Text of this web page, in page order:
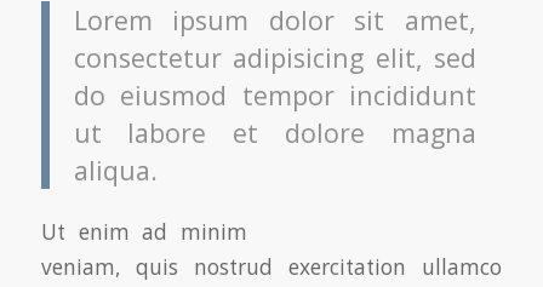
Lorem ipsum dolor sit amet,
consectetur adipisicing elit, sed
do eiusmod tempor incididunt
ut labore et dolore magna
aliqua.
Ut enim ad minim
veniam, quis nostrud exercitation ullamco